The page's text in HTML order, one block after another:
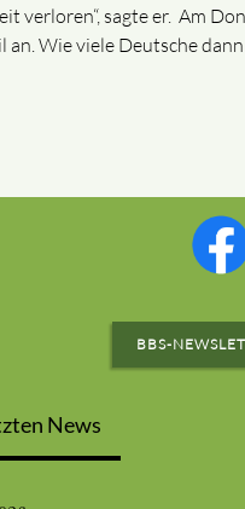
verloren“, sagte er. Am
Wie viele Deutsche
BBS-
News